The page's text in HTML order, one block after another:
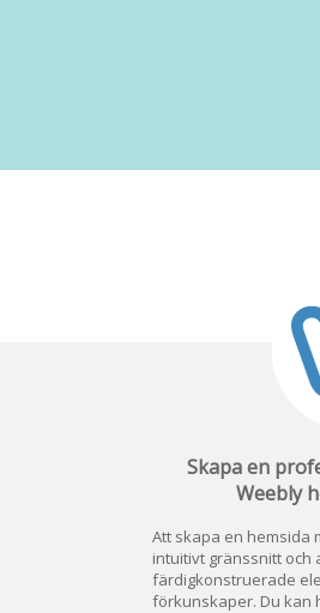
Skapa en
Weebly
Att skapa en hemsida
intuitivt gränssnitt och
färdigkonstruerade
förkunskaper. Du kan